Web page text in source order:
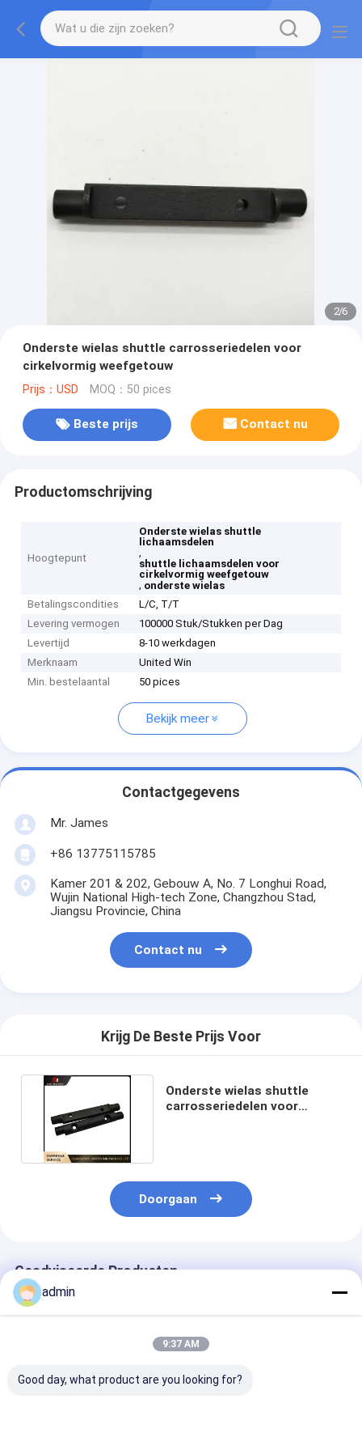
2/6
Onderste wielas shuttle carrosseriedelen voor
cirkelvormig weefgetouw
Prijs：USD MOQ：50 pices
Beste prijs Contact nu
Productomschrijving
Hoogtepunt
Onderste wielas shuttle
lichaamsdelen
,
shuttle lichaamsdelen voor
cirkelvormig weefgetouw
, onderste wielas
Betalingscondities
L/C, T/T
Levering vermogen
100000 Stuk/Stukken per Dag
Levertijd
8-10 werkdagen
Merknaam
United Win
Min. bestelaantal
50 pices
Bekijk meer
Contactgegevens
Mr. James
+86 13775115785
Kamer 201 & 202, Gebouw A, No. 7 Longhui Road,
Wujin National High-tech Zone, Changzhou Stad,
Jiangsu Provincie, China
Contact nu
Krijg De Beste Prijs Voor
Onderste wielas shuttle
carrosseriedelen voor
Doorgaan
Geadviseerde Producten
admin
9:37 AM
Good day, what product are you looking for?